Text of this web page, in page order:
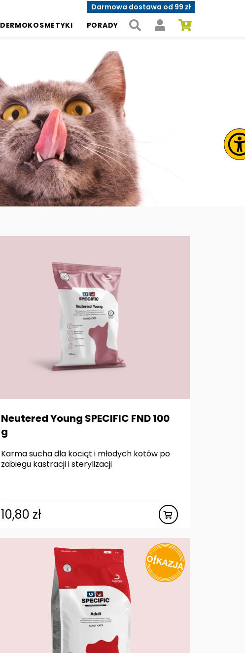
Darmowa dostawa od 99 zł
DERMOKOSMETYKI PORADY
Neutered Young SPECIFIC FND 100
g
Karma sucha dla kociąt i młodych kotów po
zabiegu kastracji i sterylizacji
10,80 zł